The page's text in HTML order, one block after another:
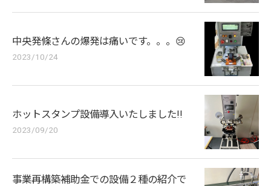
中央発條さんの爆発は痛いです。。。😢
2023/10/24
ホットスタンプ設備導入いたしました!!
2023/09/20
事業再構築補助金での設備２種の紹介で